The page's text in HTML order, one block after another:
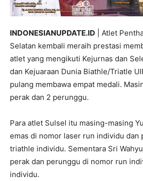
INDONESIANUPDATE.ID | Atlet
Selatan kembali meraih prestasi
atlet yang mengikuti Kejurnas dan
dan Kejuaraan Dunia Biathle/Triatle
pulang membawa empat medali.
perak dan 2 perunggu.
Para atlet Sulsel itu masing-masing
emas di nomor laser run individu dan
triathle individu. Sementara Sri
perak dan perunggu di nomor run
individu.